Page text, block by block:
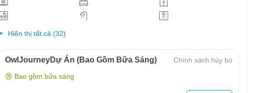
Hiển thị tất cả (32)
OwlJourneyDự Án (Bao Gồm Bữa Sáng) Chính sách hủy bỏ
Bao gồm bữa sáng